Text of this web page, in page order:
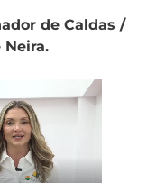
de Caldas /
Neira.